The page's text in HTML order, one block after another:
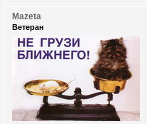
Mazeta
Ветеран